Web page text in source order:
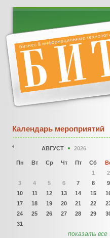
Календарь мероприятий
АВГУСТ 2026
Пн Вт Ср Чт Пт Сб
1
2
3
4 5 6 7 8
9
10
11 12 13 14 15
17
18 19 20 21 22
24
25 26 27 28 29
31
показать все